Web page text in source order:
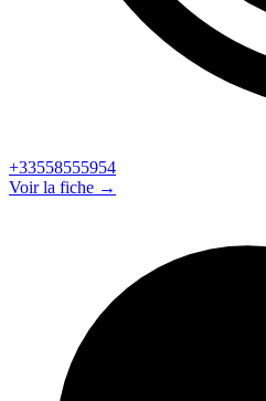
+33558555954
Voir la fiche →